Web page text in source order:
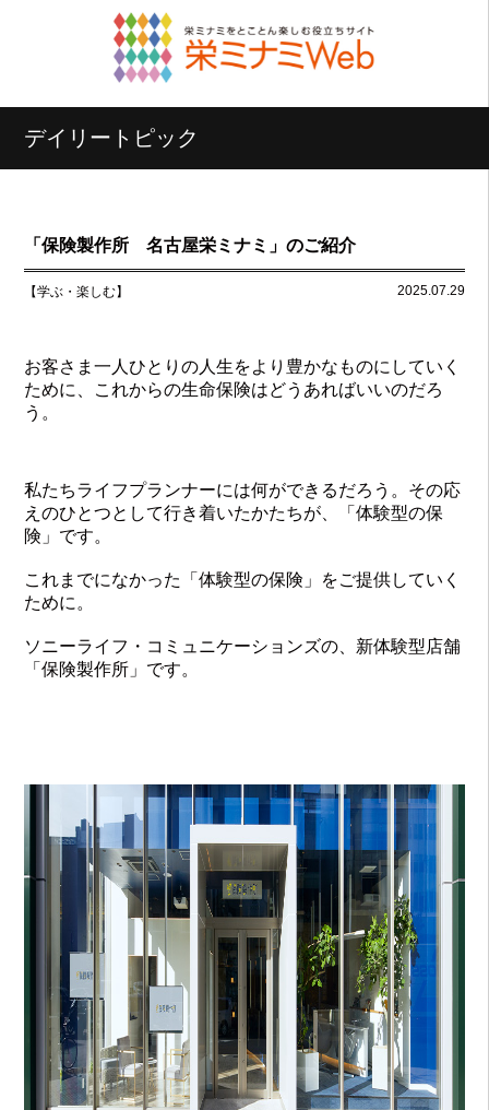
デイリートピック
「保険製作所 名古屋栄ミナミ」のご紹介
【学ぶ・楽しむ】 2025.07.29
お客さま一人ひとりの人生をより豊かなものにしていく
ために、これからの生命保険はどうあればいいのだろ
う。
私たちライフプランナーには何ができるだろう。その応
えのひとつとして行き着いたかたちが、「体験型の保
険」です。
これまでになかった「体験型の保険」をご提供していく
ために。
ソニーライフ・コミュニケーションズの、新体験型店舗
「保険製作所」です。